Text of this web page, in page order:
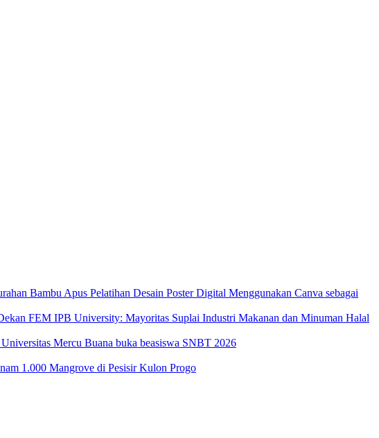
Pelatihan Desain Poster Digital Menggunakan Canva sebagai
FEM IPB University: Mayoritas Suplai Industri Makanan dan Minuman Halal
Mercu Buana buka beasiswa SNBT 2026
1.000 Mangrove di Pesisir Kulon Progo